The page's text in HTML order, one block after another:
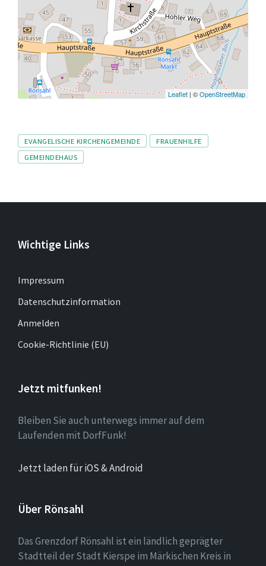
Leaflet | ©OpenStreetMap
Tags
EVANGELISCHE KIRCHENGEMEINDE
FRAUENHILFE
GEMEINDEHAUS
Wichtige Links
Impressum
Datenschutzinformation
Anmelden
Cookie-Richtlinie (EU)
Jetzt mitfunken!
Bleiben Sie auch unterwegs immer auf dem
Laufenden mit DorfFunk!
Jetzt laden für iOS & Android
Über Rönsahl
Das Grenzdorf Rönsahl ist ein ländlich geprägter
Stadtteil der Stadt Kierspe im Märkischen Kreis in